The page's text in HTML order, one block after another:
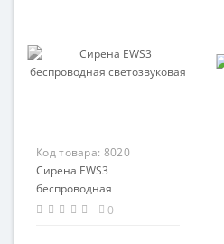
Код товара: 8020
Сирена EWS3
беспроводная
светозвуковая
0